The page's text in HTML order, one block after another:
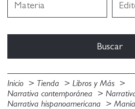
Inicio Tienda
Libros y Más
Narrativa contemporánea
Narrativa hispanoamericana